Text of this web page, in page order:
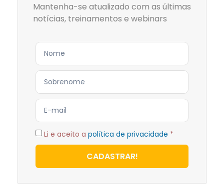
Mantenha-se atualizado com as últimas
notícias, treinamentos e webinars
Li e aceito a política de privacidade *
CADASTRAR!